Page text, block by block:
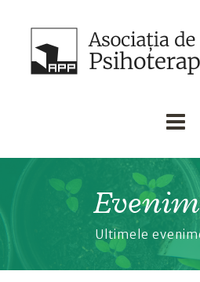
Ultimele